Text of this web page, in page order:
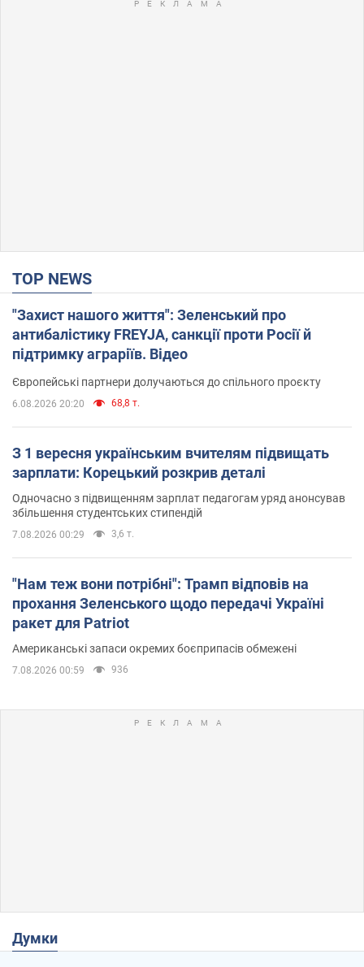
TOP NEWS
"Захист нашого життя": Зеленський про
антибалістику FREYJA, санкції проти Росії й
підтримку аграріїв. Відео
Європейські партнери долучаються до спільного проєкту
6.08.2026 20:20 68,8 т.
З 1 вересня українським вчителям підвищать
зарплати: Корецький розкрив деталі
Одночасно з підвищенням зарплат педагогам уряд анонсував
збільшення студентських стипендій
7.08.2026 00:29 3,6 т.
"Нам теж вони потрібні": Трамп відповів на
прохання Зеленського щодо передачі Україні
ракет для Patriot
Американські запаси окремих боєприпасів обмежені
7.08.2026 00:59 936
Думки